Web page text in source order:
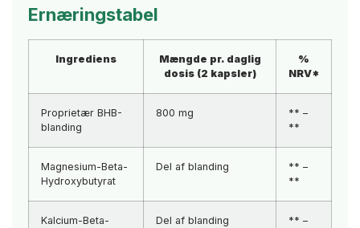
Ernæringstabel
Ingrediens
Mængde pr. daglig
dosis (2 kapsler)
%
NRV*
Proprietær BHB-
blanding
800 mg
** –
**
Magnesium-Beta-
Hydroxybutyrat
Del af blanding
** –
**
Kalcium-Beta-
Del af blanding
** –